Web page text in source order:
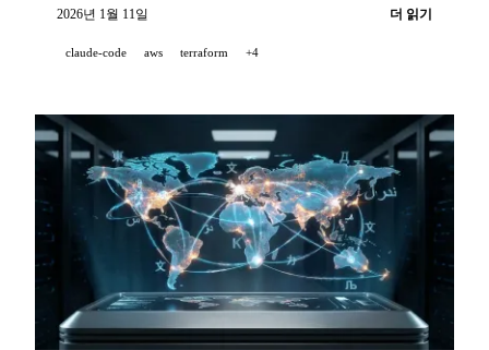
2026년 1월 11일 더 읽기
claude-code aws terraform +4